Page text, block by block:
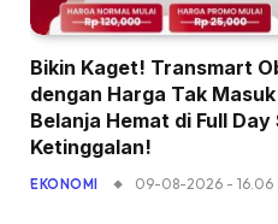
Bikin Kaget! Transmart
dengan Harga Tak
Belanja Hemat di Full
Ketinggalan!
EKONOMI 09-08-2026 - 16.06